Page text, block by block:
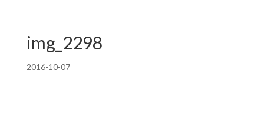
img_2298
2016-10-07